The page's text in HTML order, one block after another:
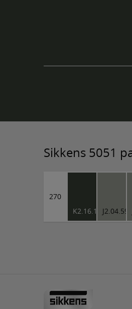
Sikkens 5051
270
K2.16.16
J2.04.59